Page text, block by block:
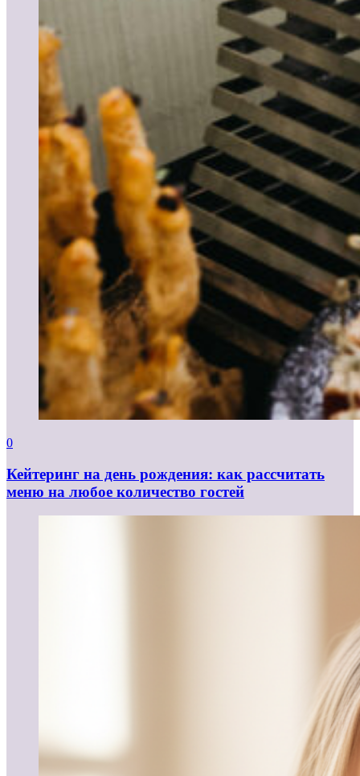
0
Кейтеринг на день рождения: как рассчитать
меню на любое количество гостей